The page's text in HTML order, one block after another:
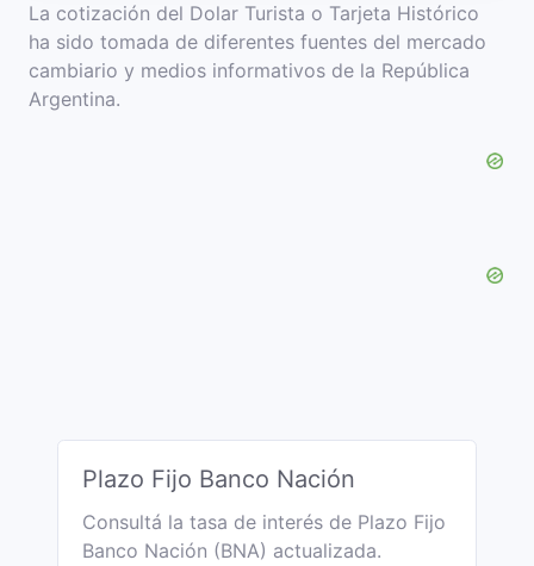
La cotización del Dolar Turista o Tarjeta Histórico
ha sido tomada de diferentes fuentes del mercado
cambiario y medios informativos de la República
Argentina.
Plazo Fijo Banco Nación
Consultá la tasa de interés de Plazo Fijo
Banco Nación (BNA) actualizada.